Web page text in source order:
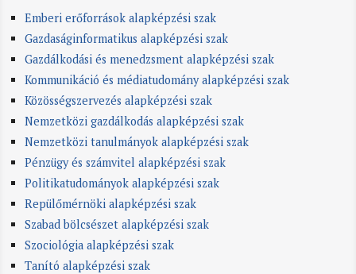
Emberi erőforrások alapképzési szak
Gazdaságinformatikus alapképzési szak
Gazdálkodási és menedzsment alapképzési szak
Kommunikáció és médiatudomány alapképzési szak
Közösségszervezés alapképzési szak
Nemzetközi gazdálkodás alapképzési szak
Nemzetközi tanulmányok alapképzési szak
Pénzügy és számvitel alapképzési szak
Politikatudományok alapképzési szak
Repülőmérnöki alapképzési szak
Szabad bölcsészet alapképzési szak
Szociológia alapképzési szak
Tanító alapképzési szak